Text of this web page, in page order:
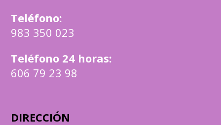
Teléfono:
983 350 023
Teléfono 24 horas:
606 79 23 98
DIRECCIÓN